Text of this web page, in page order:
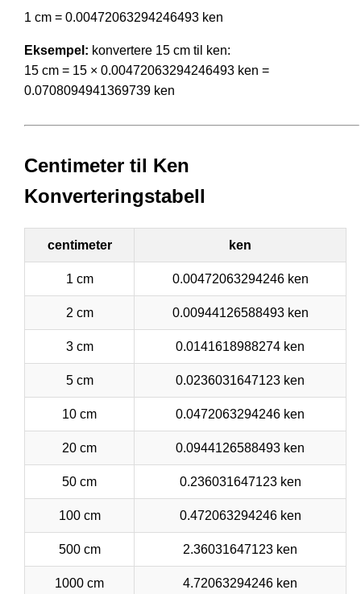
1 cm = 0.00472063294246493 ken
Eksempel: konvertere 15 cm til ken:
15 cm = 15 × 0.00472063294246493 ken =
0.0708094941369739 ken
Centimeter til Ken
Konverteringstabell
centimeter ken
1 cm 0.00472063294246 ken
2 cm 0.00944126588493 ken
3 cm 0.0141618988274 ken
5 cm 0.0236031647123 ken
10 cm 0.0472063294246 ken
20 cm 0.0944126588493 ken
50 cm 0.236031647123 ken
100 cm 0.472063294246 ken
500 cm 2.36031647123 ken
1000 cm 4.72063294246 ken